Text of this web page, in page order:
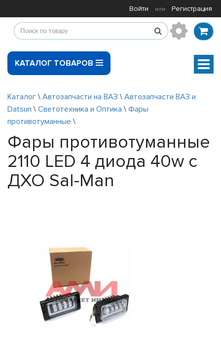
Войти или Регистрация
КАТАЛОГ ТОВАРОВ
Каталог \ Автозапчасти на ВАЗ \ Автозапчасти ВАЗ и
Datsun \ Светотехника и Оптика \ Фары
противотуманные \
Фары противотуманные
2110 LED 4 диода 40w с
ДХО Sal-Man